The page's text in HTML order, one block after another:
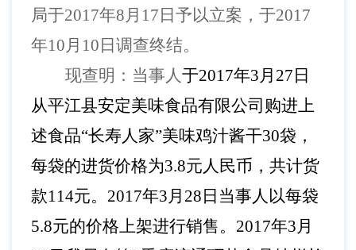
局于2017年8月17日予以立案，于2017
年10月10日调查终结。
现查明：当事人于2017年3月27日
从平江县安定美味食品有限公司购进上
述食品“长寿人家”美味鸡汁酱干30袋，
每袋的进货价格为3.8元人民币，共计货
款114元。2017年3月28日当事人以每袋
5.8元的价格上架进行销售。2017年3月